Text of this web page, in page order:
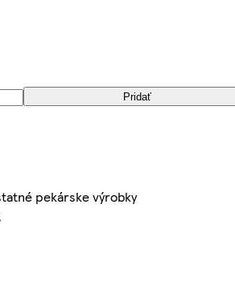
Pridať
pekárske výrobky